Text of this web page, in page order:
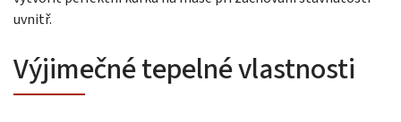
uvnitř.
Výjimečné tepelné vlastnosti